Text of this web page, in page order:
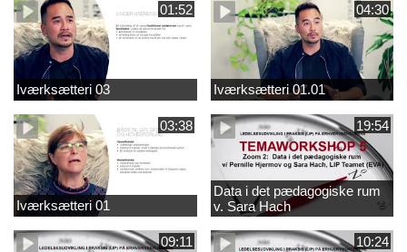
01:52
Iværksætteri 03
04:30
Iværksætteri 01.01
03:38
Iværksætteri 01
19:54
Data i det pædagogiske rum
v. Sara Hach
09:11 10:24